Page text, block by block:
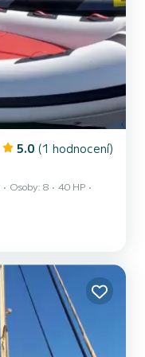
5.0 (1 hodnocení)
Osoby: 8
40 HP